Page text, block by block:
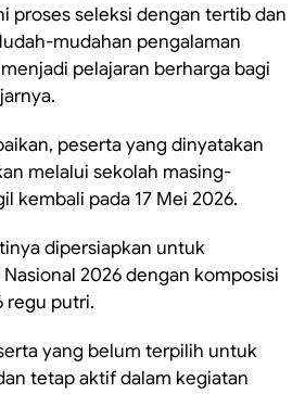
proses seleksi dengan tertib dan
mudahan pengalaman
pelajaran berharga bagi
peserta yang dinyatakan
melalui sekolah masing-
kembali pada 17 Mei 2026.
dipersiapkan untuk
2026 dengan komposisi
regu putri.
yang belum terpilih untuk
tetap aktif dalam kegiatan